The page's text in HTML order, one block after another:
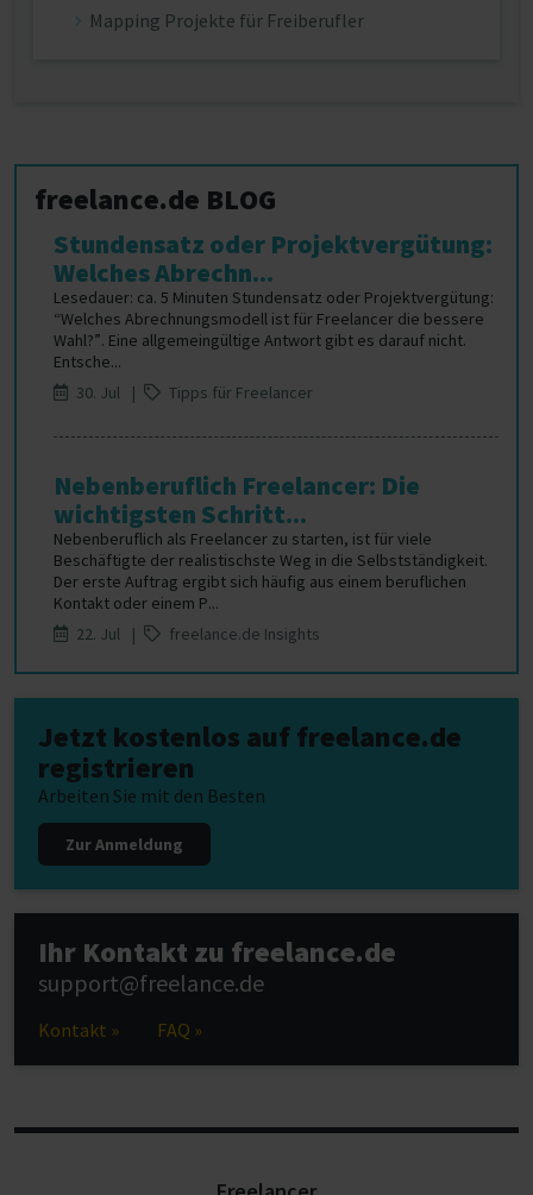
Mapping Projekte für Freiberufler
freelance.de BLOG
Stundensatz oder Projektvergütung:
Welches Abrechn...
Lesedauer: ca. 5 Minuten Stundensatz oder Projektvergütung:
“Welches Abrechnungsmodell ist für Freelancer die bessere
Wahl?”. Eine allgemeingültige Antwort gibt es darauf nicht.
Entsche...
30. Jul |
Tipps für Freelancer
Nebenberuflich Freelancer: Die
wichtigsten Schritt...
Nebenberuflich als Freelancer zu starten, ist für viele
Beschäftigte der realistischste Weg in die Selbstständigkeit.
Der erste Auftrag ergibt sich häufig aus einem beruflichen
Kontakt oder einem P...
22. Jul |
freelance.de Insights
Jetzt kostenlos auf freelance.de
registrieren
Arbeiten Sie mit den Besten
Zur Anmeldung
Ihr Kontakt zu freelance.de
support@freelance.de
Kontakt » FAQ »